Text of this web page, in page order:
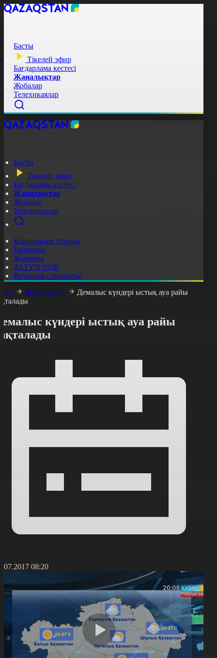
Басты
Тікелей эфир
Бағдарлама кестесі
Жаңалықтар
Жобалар
Телехикаялар
Басты
Тікелей эфир
Бағдарлама кестесі
Жаңалықтар
Жобалар
Телехикаялар
Корпорация туралы
Байланыс
Жарнама
ALTYN QOR
Редакция стандарты
Жаңалықтар
Демалыс күндері ыстық ауа райы
күндері ыстық ауа райы
08:20